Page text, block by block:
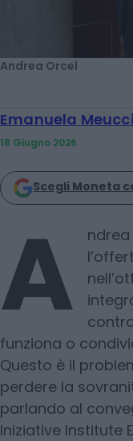
Andrea Orcel
Emanuela Meucci
18 Giugno 2026
Scegli Moneta
A
funziona o
Questo è il
perdere la
parlando al
Iniziative Institute